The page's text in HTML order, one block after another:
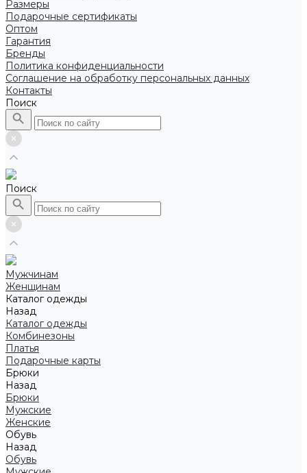
Размеры
Подарочные сертификаты
Оптом
Гарантия
Бренды
Политика конфиденциальности
Соглашение на обработку персональных данных
Контакты
Поиск
Поиск
Мужчинам
Женщинам
Каталог одежды
Назад
Каталог одежды
Комбинезоны
Платья
Подарочные карты
Брюки
Назад
Брюки
Мужские
Женские
Обувь
Назад
Обувь